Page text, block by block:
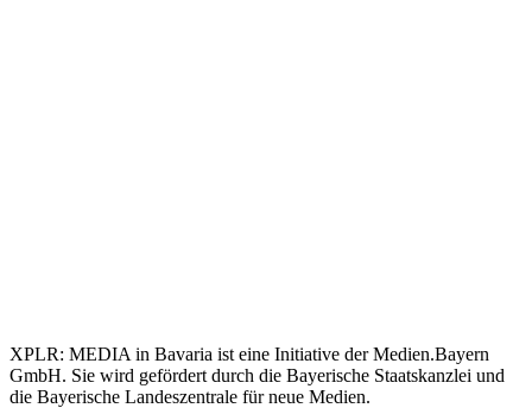
XPLR: MEDIA in Bavaria ist eine Initiative der Medien.Bayern
GmbH. Sie wird gefördert durch die Bayerische Staatskanzlei und
die Bayerische Landeszentrale für neue Medien.